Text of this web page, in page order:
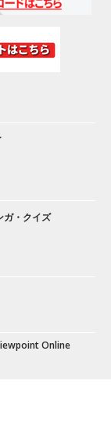
ガ・クイズ
Online